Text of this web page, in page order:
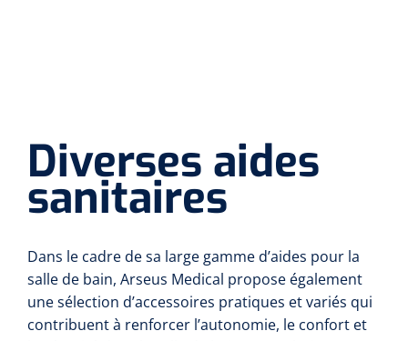
Diverses aides
sanitaires
Dans le cadre de sa large gamme d’aides pour la
salle de bain, Arseus Medical propose également
une sélection d’accessoires pratiques et variés qui
contribuent à renforcer l’autonomie, le confort et